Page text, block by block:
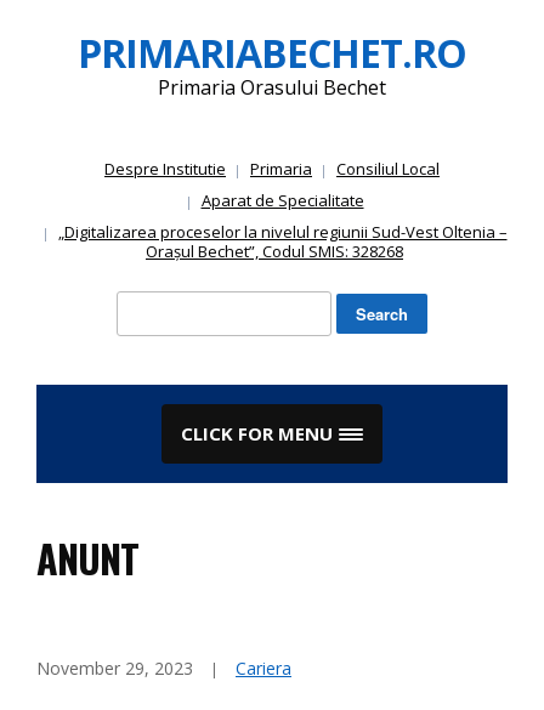
to
content
PRIMARIABECHET.RO
Primaria Orasului Bechet
Despre Institutie Primaria
Consiliul Local
Aparat de Specialitate
„Digitalizarea proceselor la nivelul regiunii Sud-Vest Oltenia –
Orașul Bechet”, Codul SMIS: 328268
CLICK FOR MENU
ANUNT
November 29, 2023 Cariera